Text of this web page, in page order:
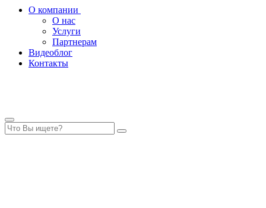
О компании
О нас
Услуги
Партнерам
Видеоблог
Контакты